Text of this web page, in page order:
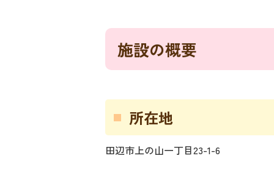
施設の概要
所在地
田辺市上の山一丁目23-1-6